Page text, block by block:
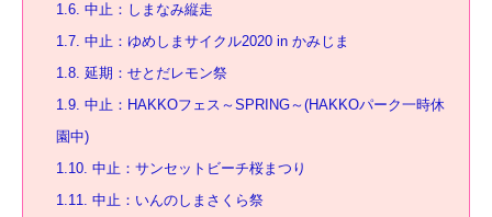
1.6. 中止：しまなみ縦走
1.7. 中止：ゆめしまサイクル2020 in かみじま
1.8. 延期：せとだレモン祭
1.9. 中止：HAKKOフェス～SPRING～(HAKKOパーク一時休
園中)
1.10. 中止：サンセットビーチ桜まつり
1.11. 中止：いんのしまさくら祭